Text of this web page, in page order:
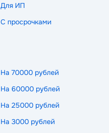
Для ИП
С просрочками
На 70000 рублей
На 60000 рублей
На 25000 рублей
На 3000 рублей